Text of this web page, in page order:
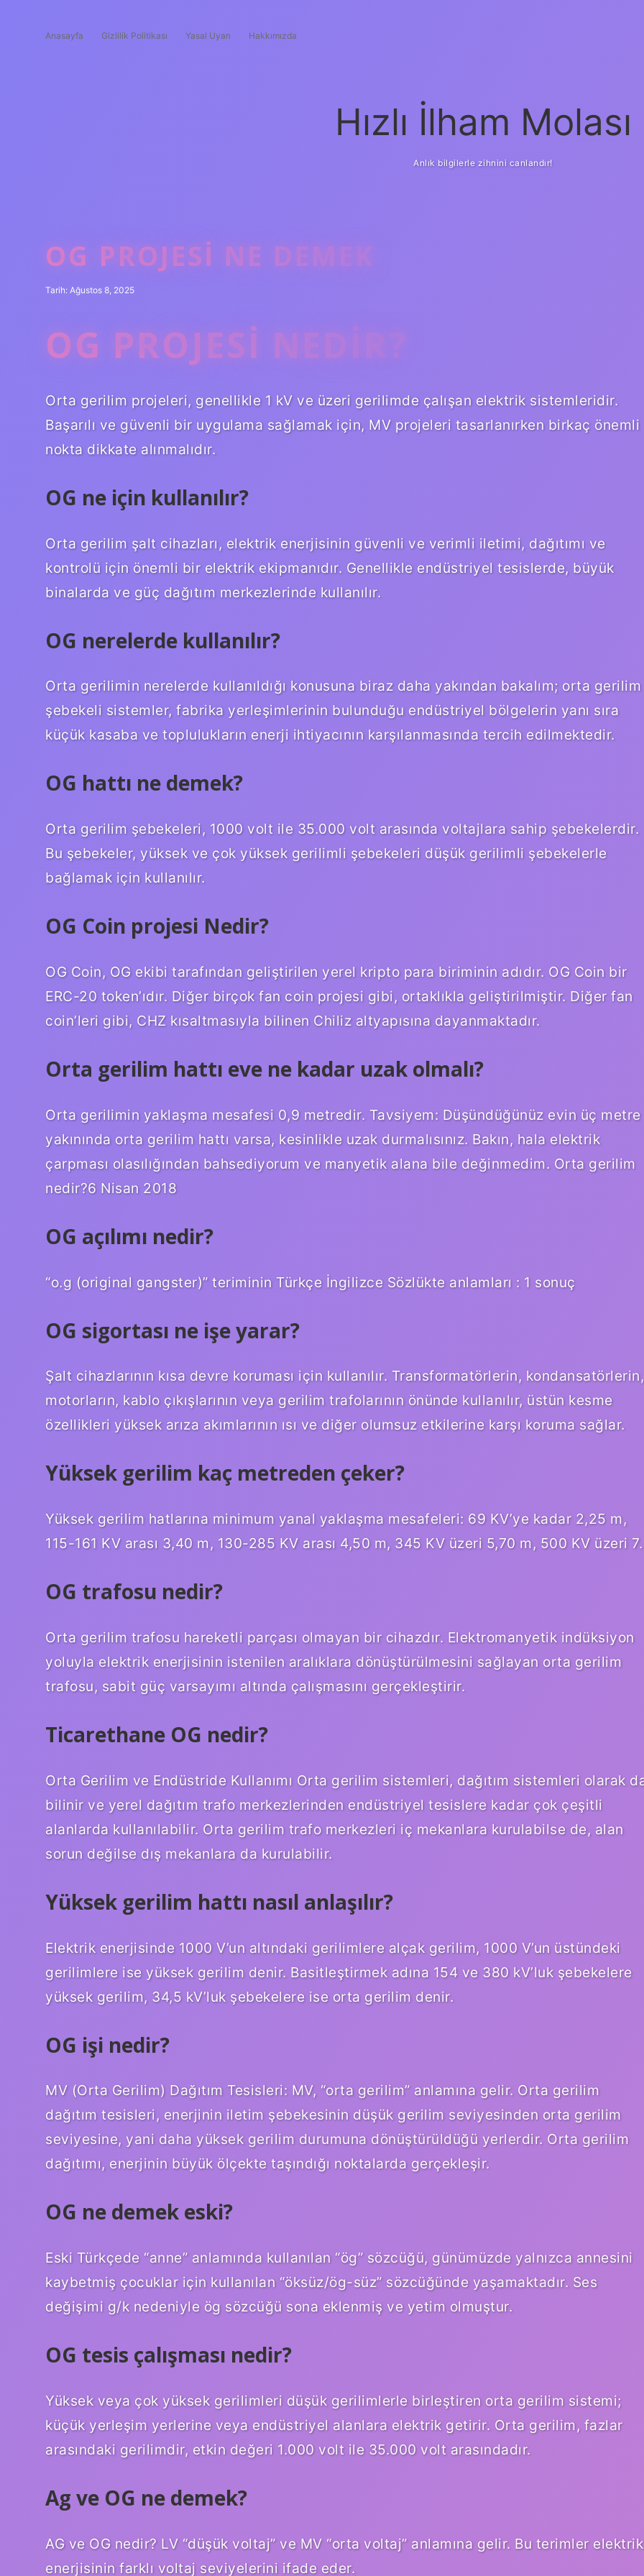
Anasayfa Gizlilik Politikası Yasal Uyarı Hakkımızda
Hızlı İlham Molası
Anlık bilgilerle zihnini canlandır!
OG PROJESI NE DEMEK
Tarih: Ağustos 8, 2025
OG PROJESI NEDIR?
Orta gerilim projeleri, genellikle 1 kV ve üzeri gerilimde çalışan elektrik sistemleridir.
Başarılı ve güvenli bir uygulama sağlamak için, MV projeleri tasarlanırken birkaç önemli
nokta dikkate alınmalıdır.
OG ne için kullanılır?
Orta gerilim şalt cihazları, elektrik enerjisinin güvenli ve verimli iletimi, dağıtımı ve
kontrolü için önemli bir elektrik ekipmanıdır. Genellikle endüstriyel tesislerde, büyük
binalarda ve güç dağıtım merkezlerinde kullanılır.
OG nerelerde kullanılır?
Orta gerilimin nerelerde kullanıldığı konusuna biraz daha yakından bakalım; orta gerilim
şebekeli sistemler, fabrika yerleşimlerinin bulunduğu endüstriyel bölgelerin yanı sıra
küçük kasaba ve toplulukların enerji ihtiyacının karşılanmasında tercih edilmektedir.
OG hattı ne demek?
Orta gerilim şebekeleri, 1000 volt ile 35.000 volt arasında voltajlara sahip şebekelerdir.
Bu şebekeler, yüksek ve çok yüksek gerilimli şebekeleri düşük gerilimli şebekelerle
bağlamak için kullanılır.
OG Coin projesi Nedir?
OG Coin, OG ekibi tarafından geliştirilen yerel kripto para biriminin adıdır. OG Coin bir
ERC-20 token’ıdır. Diğer birçok fan coin projesi gibi, ortaklıkla geliştirilmiştir. Diğer fan
coin’leri gibi, CHZ kısaltmasıyla bilinen Chiliz altyapısına dayanmaktadır.
Orta gerilim hattı eve ne kadar uzak olmalı?
Orta gerilimin yaklaşma mesafesi 0,9 metredir. Tavsiyem: Düşündüğünüz evin üç metre
yakınında orta gerilim hattı varsa, kesinlikle uzak durmalısınız. Bakın, hala elektrik
çarpması olasılığından bahsediyorum ve manyetik alana bile değinmedim. Orta gerilim
nedir?6 Nisan 2018
OG açılımı nedir?
“o.g (original gangster)” teriminin Türkçe İngilizce Sözlükte anlamları : 1 sonuç
OG sigortası ne işe yarar?
Şalt cihazlarının kısa devre koruması için kullanılır. Transformatörlerin, kondansatörlerin,
motorların, kablo çıkışlarının veya gerilim trafolarının önünde kullanılır, üstün kesme
özellikleri yüksek arıza akımlarının ısı ve diğer olumsuz etkilerine karşı koruma sağlar.
Yüksek gerilim kaç metreden çeker?
Yüksek gerilim hatlarına minimum yanal yaklaşma mesafeleri: 69 KV’ye kadar 2,25 m,
115-161 KV arası 3,40 m, 130-285 KV arası 4,50 m, 345 KV üzeri 5,70 m, 500 KV üzeri 7.
OG trafosu nedir?
Orta gerilim trafosu hareketli parçası olmayan bir cihazdır. Elektromanyetik indüksiyon
yoluyla elektrik enerjisinin istenilen aralıklara dönüştürülmesini sağlayan orta gerilim
trafosu, sabit güç varsayımı altında çalışmasını gerçekleştirir.
Ticarethane OG nedir?
Orta Gerilim ve Endüstride Kullanımı Orta gerilim sistemleri, dağıtım sistemleri olarak
bilinir ve yerel dağıtım trafo merkezlerinden endüstriyel tesislere kadar çok çeşitli
alanlarda kullanılabilir. Orta gerilim trafo merkezleri iç mekanlara kurulabilse de, alan
sorun değilse dış mekanlara da kurulabilir.
Yüksek gerilim hattı nasıl anlaşılır?
Elektrik enerjisinde 1000 V’un altındaki gerilimlere alçak gerilim, 1000 V’un üstündeki
gerilimlere ise yüksek gerilim denir. Basitleştirmek adına 154 ve 380 kV’luk şebekelere
yüksek gerilim, 34,5 kV’luk şebekelere ise orta gerilim denir.
OG işi nedir?
MV (Orta Gerilim) Dağıtım Tesisleri: MV, “orta gerilim” anlamına gelir. Orta gerilim
dağıtım tesisleri, enerjinin iletim şebekesinin düşük gerilim seviyesinden orta gerilim
seviyesine, yani daha yüksek gerilim durumuna dönüştürüldüğü yerlerdir. Orta gerilim
dağıtımı, enerjinin büyük ölçekte taşındığı noktalarda gerçekleşir.
OG ne demek eski?
Eski Türkçede “anne” anlamında kullanılan “ög” sözcüğü, günümüzde yalnızca annesini
kaybetmiş çocuklar için kullanılan “öksüz/ög-süz” sözcüğünde yaşamaktadır. Ses
değişimi g/k nedeniyle ög sözcüğü sona eklenmiş ve yetim olmuştur.
OG tesis çalışması nedir?
Yüksek veya çok yüksek gerilimleri düşük gerilimlerle birleştiren orta gerilim sistemi;
küçük yerleşim yerlerine veya endüstriyel alanlara elektrik getirir. Orta gerilim, fazlar
arasındaki gerilimdir, etkin değeri 1.000 volt ile 35.000 volt arasındadır.
Ag ve OG ne demek?
AG ve OG nedir? LV “düşük voltaj” ve MV “orta voltaj” anlamına gelir. Bu terimler elektrik
enerjisinin farklı voltaj seviyelerini ifade eder.